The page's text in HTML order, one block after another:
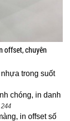
offset, chuyên
nhựa trong suốt
chóng, in danh
244
in offset số